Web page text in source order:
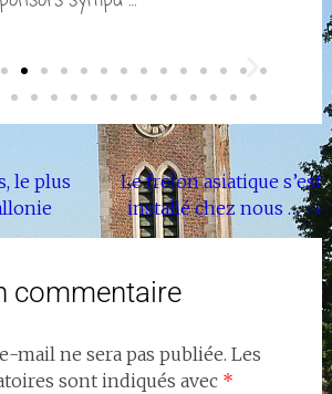
le plus
Le frelon asiatique s’est
installé chez nous …→
commentaire
mail ne sera pas publiée. Les
sont indiqués avec *